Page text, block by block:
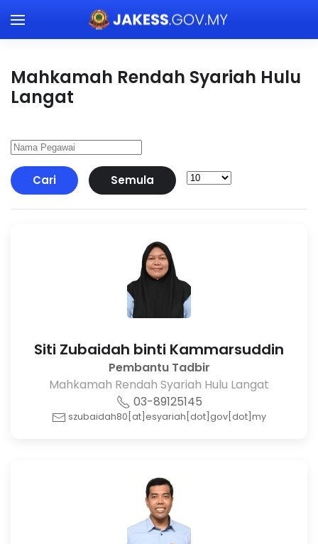
Skip to main content
Mahkamah Rendah Syariah Hulu
Langat
Cari Semula
Siti Zubaidah binti Kammarsuddin
Pembantu Tadbir
Mahkamah Rendah Syariah Hulu Langat
03-89125145
szubaidah80[at]esyariah[dot]gov[dot]my